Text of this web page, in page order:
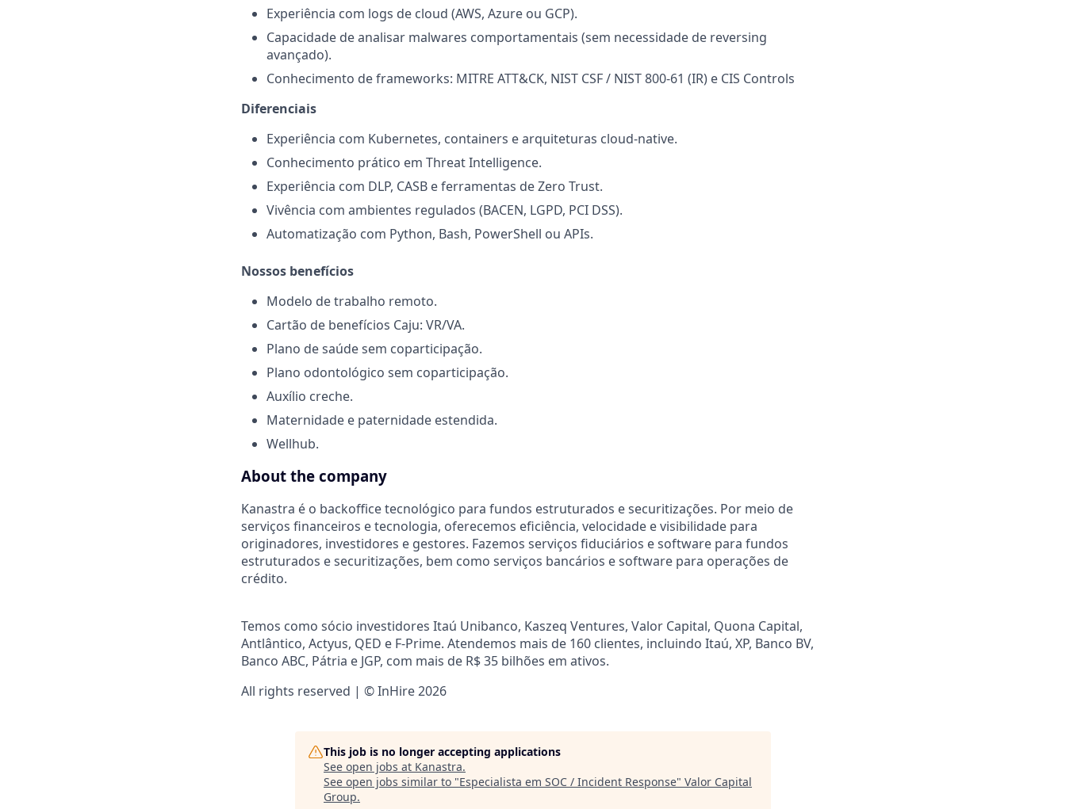
Experiência com logs de cloud (AWS, Azure ou GCP).
Capacidade de analisar malwares comportamentais (sem necessidade de reversing
avançado).
Conhecimento de frameworks: MITRE ATT&CK, NIST CSF / NIST 800-61 (IR) e CIS Controls
Diferenciais
Experiência com Kubernetes, containers e arquiteturas cloud-native.
Conhecimento prático em Threat Intelligence.
Experiência com DLP, CASB e ferramentas de Zero Trust.
Vivência com ambientes regulados (BACEN, LGPD, PCI DSS).
Automatização com Python, Bash, PowerShell ou APIs.
Nossos benefícios
Modelo de trabalho remoto.
Cartão de benefícios Caju: VR/VA.
Plano de saúde sem coparticipação.
Plano odontológico sem coparticipação.
Auxílio creche.
Maternidade e paternidade estendida.
Wellhub.
About the company
Kanastra é o backoffice tecnológico para fundos estruturados e securitizações. Por meio de
serviços financeiros e tecnologia, oferecemos eficiência, velocidade e visibilidade para
originadores, investidores e gestores. Fazemos serviços fiduciários e software para fundos
estruturados e securitizações, bem como serviços bancários e software para operações de
crédito.
Temos como sócio investidores Itaú Unibanco, Kaszeq Ventures, Valor Capital, Quona Capital,
Antlântico, Actyus, QED e F-Prime. Atendemos mais de 160 clientes, incluindo Itaú, XP, Banco BV,
Banco ABC, Pátria e JGP, com mais de R$ 35 bilhões em ativos.
All rights reserved | © InHire 2026
This job is no longer accepting applications
See open jobs at Kanastra.
See open jobs similar to "Especialista em SOC / Incident Response" Valor Capital
Group.